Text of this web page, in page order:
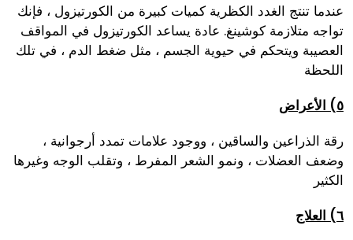
عندما تنتج الغدد الكظرية كميات كبيرة من الكورتيزول ، فإنك
تواجه متلازمة كوشينغ. عادة يساعد الكورتيزول في المواقف
العصيبة ويتحكم في حيوية الجسم ، مثل ضغط الدم ، في تلك
اللحظة
٥) الأعراض
رقة الذراعين والساقين ، ووجود علامات تمدد أرجوانية ،
وضعف العضلات ، ونمو الشعر المفرط ، وتقلب الوجه وغيرها
الكثير
٦) العلاج